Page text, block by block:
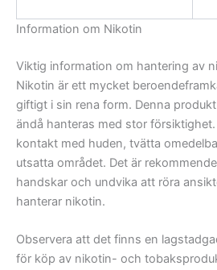
Information om Nikotin
Viktig information om hantering av
Nikotin är ett mycket
giftigt i sin rena form. Denna
ändå hanteras med stor
kontakt med huden, tvätta
utsatta området. Det är
handskar och undvika att röra
hanterar nikotin.
Observera att det finns en
för köp av nikotin- och